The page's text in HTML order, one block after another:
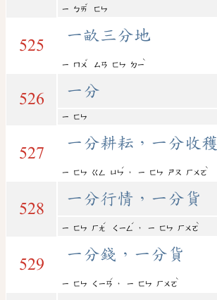
ㄧ ㄅㄞ
ˇ
ㄈㄣ
525
一畝三分地
ㄧ ㄇㄨ
ˇ
ㄙㄢ ㄈㄣ ㄉㄧ
ˋ
526 一分
ㄧ ㄈㄣ
527
一分耕耘，一分收穫
ㄧ ㄈㄣ ㄍㄥ ㄩㄣ
ˊ
， ㄧ ㄈㄣ ㄕㄡ ㄏㄨㄛ
ˋ
528
一分行情，一分貨
ㄧ ㄈㄣ ㄏㄤ
ˊ
ㄑㄧㄥ
ˊ
， ㄧ ㄈㄣ ㄏㄨㄛ
ˋ
529
一分錢，一分貨
ㄧ ㄈㄣ ㄑㄧㄢ
ˊ
， ㄧ ㄈㄣ ㄏㄨㄛ
ˋ